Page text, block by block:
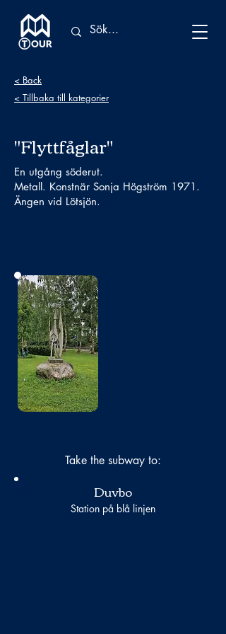
< Back
< Tillbaka till kategorier
"Flyttfåglar"
En utgång söderut.
Metall. Konstnär Sonja Högström 1971.
Ängen vid Lötsjön.
No photo
Take the subway to:
Duvbo
Station på blå linjen